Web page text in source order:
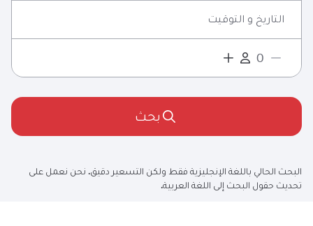
التاريخ و التوقيت
بحث
البحث الحالي باللغة الإنجليزية فقط ولكن التسعير دقيق. نحن نعمل على
تحديث حقول البحث إلى اللغة العربية.